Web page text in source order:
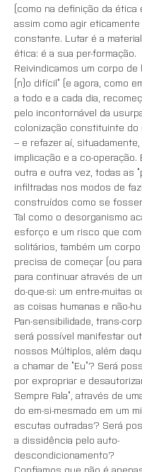
(como na definição da ética
assim como agir eticamente
constante. Lutar é a
ética: é a sua per-formação.
Reivindicamos um corpo de
(n)o difícil” (e agora, como
a todo e a cada dia,
pelo incontornável da
colonização constituinte do
– e refazer aí, situadamente,
implicação e a co-operação.
outra e outra vez, todas as
infiltradas nos modos de
construídos como se
Tal como o desorganismo
esforço e um risco que
solitários, também um
precisa de começar (ou
para continuar através de
do-que-si: um entre-muitas
as coisas humanas e não-
Pan-sensibilidade, trans-
será possível manifestar
nossos Múltiplos, além
a chamar de “Eu”? Será
por expropriar e
Sempre Fala”, através de
do em-si-mesmado em um
escutas outradas? Será
a dissidência pelo auto-
descondicionamento?
Confiamos que não é